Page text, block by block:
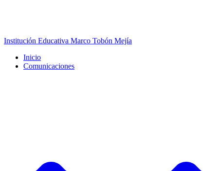
Institución Educativa Marco Tobón Mejía
Inicio
Comunicaciones